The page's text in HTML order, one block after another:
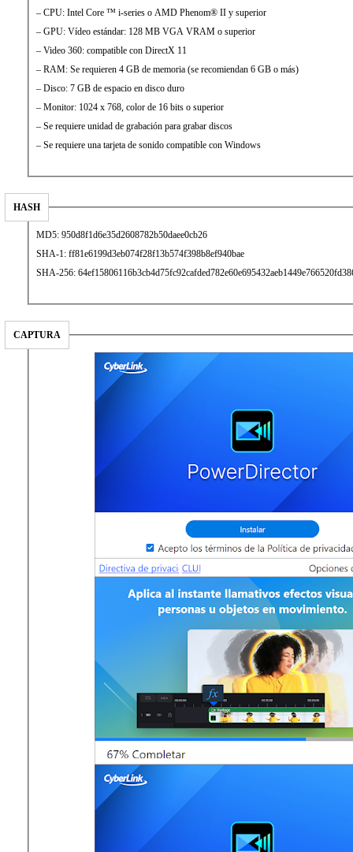
– CPU: Intel Core ™ i-series o AMD Phenom® II y superior
– GPU: Vídeo estándar: 128 MB VGA VRAM o superior
– Video 360: compatible con DirectX 11
– RAM: Se requieren 4 GB de memoria (se recomiendan 6 GB o más)
– Disco: 7 GB de espacio en disco duro
– Monitor: 1024 x 768, color de 16 bits o superior
– Se requiere unidad de grabación para grabar discos
– Se requiere una tarjeta de sonido compatible con Windows
HASH
MD5: 950d8f1d6e35d2608782b50daee0cb26
SHA-1: ff81e6199d3eb074f28f13b574f398b8ef940bae
SHA-256:
CAPTURA